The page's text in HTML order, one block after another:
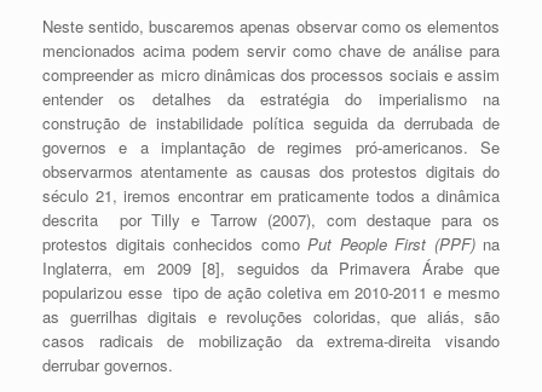
Neste sentido, buscaremos apenas observar como os elementos
mencionados acima podem servir como chave de análise para
compreender as micro dinâmicas dos processos sociais e assim
entender os detalhes da estratégia do imperialismo na
construção de instabilidade política seguida da derrubada de
governos e a implantação de regimes pró-americanos. Se
observarmos atentamente as causas dos protestos digitais do
século 21, iremos encontrar em praticamente todos a dinâmica
descrita por Tilly e Tarrow (2007), com destaque para os
protestos digitais conhecidos como Put People First (PPF)na
Inglaterra, em 2009 [8], seguidos da Primavera Árabe que
popularizou esse tipo de ação coletiva em 2010-2011 e mesmo
as guerrilhas digitais e revoluções coloridas, que aliás, são
casos radicais de mobilização da extrema-direita visando
derrubar governos.